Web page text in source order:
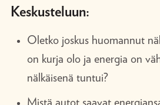
Keskusteluun:
Oletko joskus huomannut
on kurja olo ja energia on
nälkäisenä tuntui?
Mistä autot saavat